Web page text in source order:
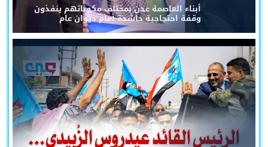
أبناء العاصمة عدن بمختلف مكوناتهم ينفذون
وقفة احتجاجية حاشدة أمام ديوان عام